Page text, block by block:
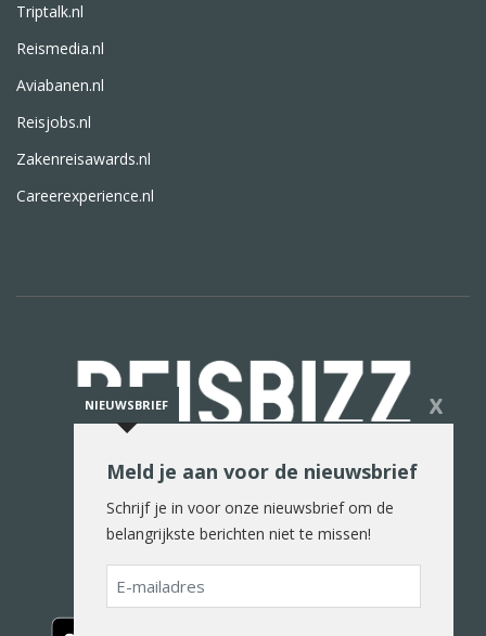
Triptalk.nl
Reismedia.nl
Aviabanen.nl
Reisjobs.nl
Zakenreisawards.nl
Careerexperience.nl
De reiswereld in woord en beeld
NIEUWSBRIEF X
Meld je aan voor de nieuwsbrief
Schrijf je in voor onze nieuwsbrief om de
belangrijkste berichten niet te missen!
E-
mailadres